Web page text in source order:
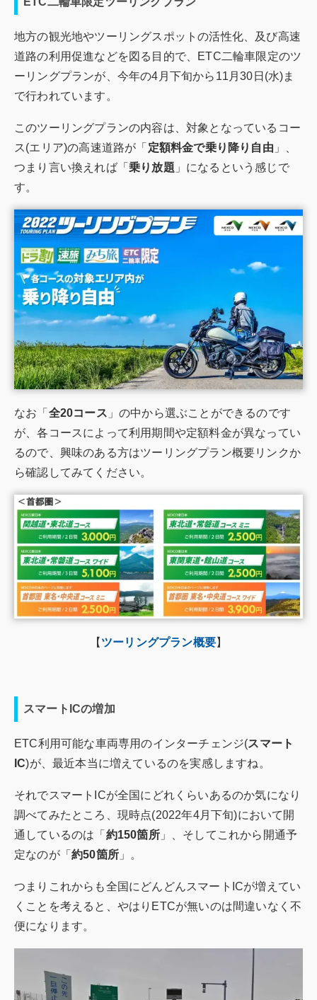
地方の観光地やツーリングスポットの活性化、及び高速
道路の利用促進などを図る目的で、ETC二輪車限定のツ
ーリングプランが、今年の4月下旬から11月30日(水)ま
で行われています。
このツーリングプランの内容は、対象となっているコー
ス(エリア)の高速道路が「 定額料金で乗り降り自由 」、
つまり言い換えれば「 乗り放題 」になるという感じで
す。
なお「 全20コース 」の中から選ぶことができるのです
が、各コースによって利用期間や定額料金が異なってい
るので、興味のある方はツーリングプラン概要リンクか
ら確認してみてください。
【 ツーリングプラン概要】
スマートICの増加
ETC利用可能な車両専用のインターチェンジ(スマート
IC)が、最近本当に増えているのを実感しますね。
それでスマートICが全国にどれくらいあるのか気になり
調べてみたところ、現時点(2022年4月下旬)において開
通しているのは「 約150箇所」、そしてこれから開通予
定なのが「 約50箇所 」。
つまりこれからも全国にどんどんスマートICが増えてい
くことを考えると、やはりETCが無いのは間違いなく不
便になります。